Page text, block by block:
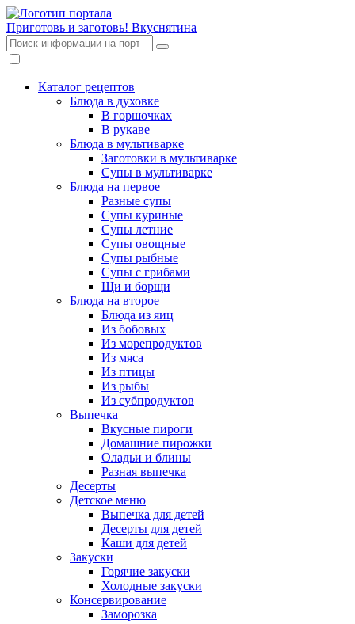
Приготовь и заготовь! Вкуснятина
Каталог рецептов
Блюда в духовке
В горшочках
В рукаве
Блюда в мультиварке
Заготовки в мультиварке
Супы в мультиварке
Блюда на первое
Разные супы
Супы куриные
Супы летние
Супы овощные
Супы рыбные
Супы с грибами
Щи и борщи
Блюда на второе
Блюда из яиц
Из бобовых
Из морепродуктов
Из мяса
Из птицы
Из рыбы
Из субпродуктов
Выпечка
Вкусные пироги
Домашние пирожки
Оладьи и блины
Разная выпечка
Десерты
Детское меню
Выпечка для детей
Десерты для детей
Каши для детей
Закуски
Горячие закуски
Холодные закуски
Консервирование
Заморозка